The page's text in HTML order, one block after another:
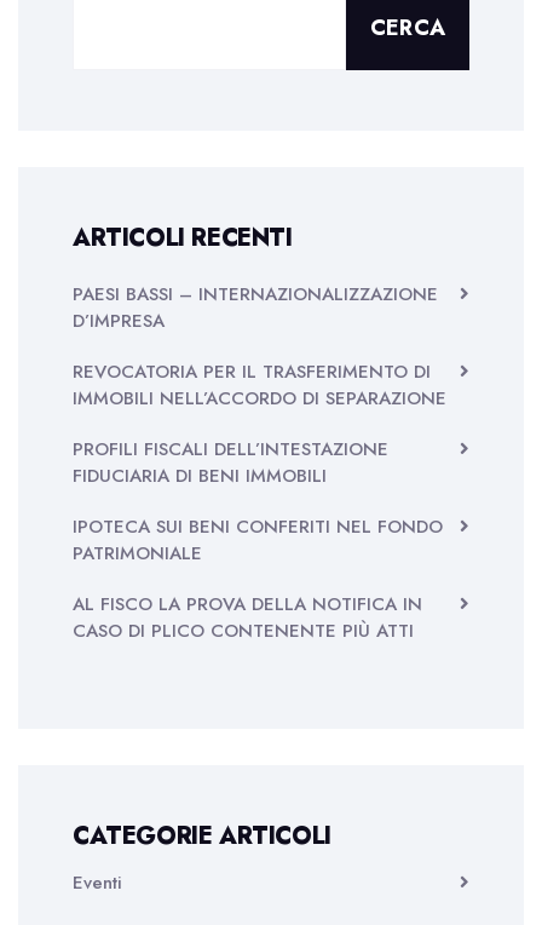
CERCA
ARTICOLI RECENTI
PAESI BASSI – INTERNAZIONALIZZAZIONE
D’IMPRESA
REVOCATORIA PER IL TRASFERIMENTO DI
IMMOBILI NELL’ACCORDO DI SEPARAZIONE
PROFILI FISCALI DELL’INTESTAZIONE
FIDUCIARIA DI BENI IMMOBILI
IPOTECA SUI BENI CONFERITI NEL FONDO
PATRIMONIALE
AL FISCO LA PROVA DELLA NOTIFICA IN
CASO DI PLICO CONTENENTE PIÙ ATTI
CATEGORIE ARTICOLI
Eventi